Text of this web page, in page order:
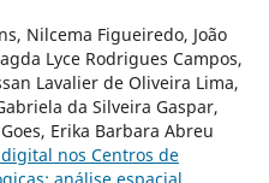
Nilcema Figueiredo, João
Lyce Rodrigues Campos,
Lavalier de Oliveira Lima,
da Silveira Gaspar,
Erika Barbara Abreu
nos Centros de